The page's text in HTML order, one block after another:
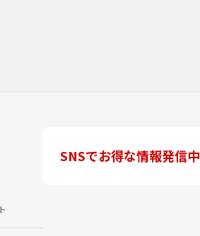
SNSでお得な情報発信中